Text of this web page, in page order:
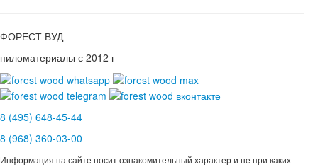
ФОРЕСТ ВУД
пиломатериалы с 2012 г
8 (495) 648-45-44
8 (968) 360-03-00
Информация на сайте носит ознакомительный характер и не при каких